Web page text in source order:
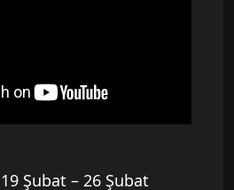
Şubat – 26 Şubat